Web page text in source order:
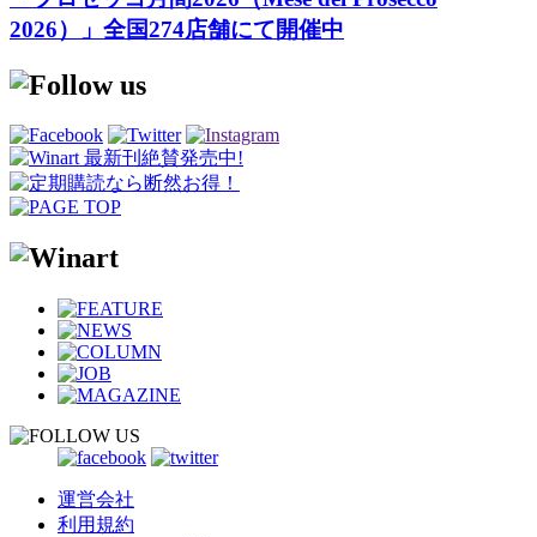
2026）」全国274店舗にて開催中
運営会社
利用規約